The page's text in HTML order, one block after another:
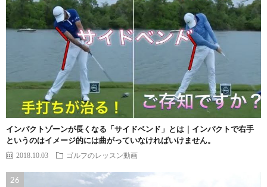
インパクトゾーンが長くなる「サイドベンド」とは｜インパクトで右手
というのはイメージ的には曲がっていなければいけません。
2018.10.03 ゴルフのレッスン動画